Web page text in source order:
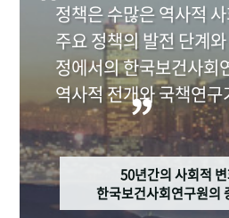
정책은 수많은 역사적
주요 정책의 발전 단계
정에서의 한국보건사회
역사적 전개와 국책연
50년간의 사회적
한국보건사회연구원의